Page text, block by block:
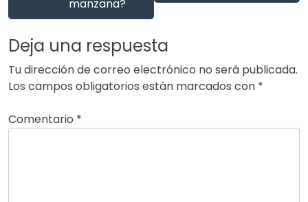
manzana?
Deja una respuesta
Tu dirección de correo electrónico no será publicada.
Los campos obligatorios están marcados con *
Comentario *